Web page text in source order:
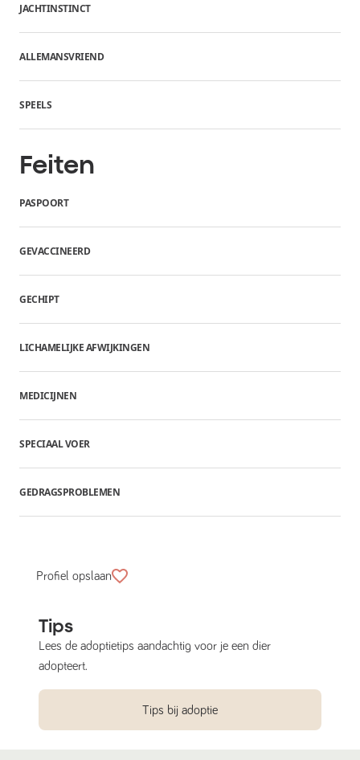
JACHTINSTINCT
ALLEMANSVRIEND
SPEELS
Feiten
PASPOORT
GEVACCINEERD
GECHIPT
LICHAMELIJKE AFWIJKINGEN
MEDICIJNEN
SPECIAAL VOER
GEDRAGSPROBLEMEN
Profiel opslaan
Tips
Lees de adoptietips aandachtig voor je een dier
adopteert.
Tips bij adoptie